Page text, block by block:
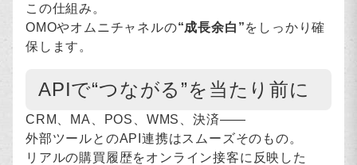
この仕組み。
OMOやオムニチャネルの“成長余白”をしっかり確
保します。
APIで“つながる”を当たり前に
CRM、MA、POS、WMS、決済――
外部ツールとのAPI連携はスムーズそのもの。
リアルの購買履歴をオンライン接客に反映した